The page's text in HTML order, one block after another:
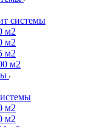
системы
м2
м2
м2
м2
м2
м2